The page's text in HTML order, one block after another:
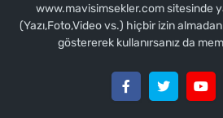
www.mavisimsekler.com sitesinde
(Yazı,Foto,Video vs.) hiçbir izin
göstererek kullanırsanız da